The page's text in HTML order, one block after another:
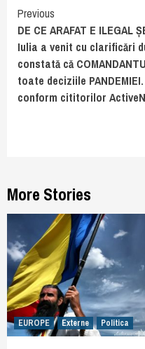
Continue
Reading
Previous
DE CE ARAFAT E ILEGAL
Iulia a venit cu clarificări
constată că
toate deciziile
conform cititorilor
More Stories
EUROPE Externe Politica